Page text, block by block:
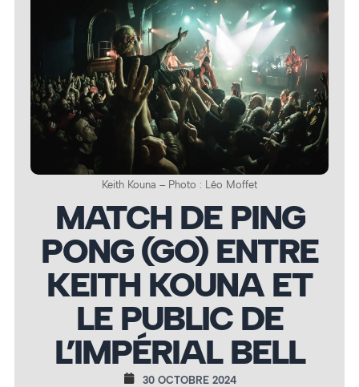
Keith Kouna – Photo : Léo Moffet
MATCH DE PING
PONG (GO) ENTRE
KEITH KOUNA ET
LE PUBLIC DE
L’IMPÉRIAL BELL
30 OCTOBRE 2024